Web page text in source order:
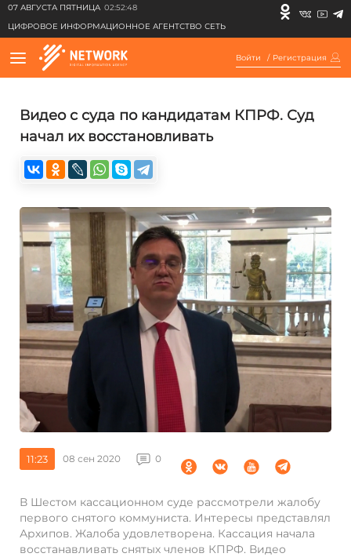
07 АВГУСТА ПЯТНИЦА 02:52:48
ЦИФРОВОЕ ИНФОРМАЦИОННОЕ АГЕНТСТВО СЕТЬ
Войти / Регистрация
Видео с суда по кандидатам КПРФ. Суд
начал их восстановливать
11:23 08 сен 2020 0
В Шестом кассационном суде рассмотрели жалобу
первого снятого коммуниста. Интересы представлял
Архипов. Жалоба удовлетворена. Кассация начала
восстанавливать снятых членов КПРФ. Видео